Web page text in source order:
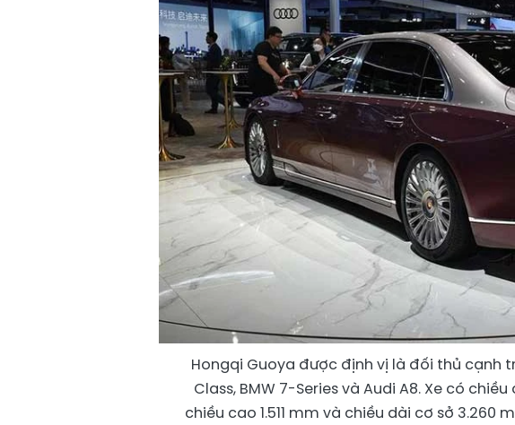
Hongqi Guoya được định vị là đối thủ cạnh
Class, BMW 7-Series và Audi A8. Xe có
chiều cao 1.511 mm và chiều dài cơ sở 3.260